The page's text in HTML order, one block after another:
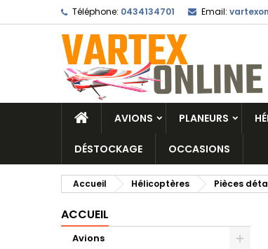
Téléphone: 0434134701 Email:
AVIONS PLANEURS
DÉSTOCKAGE OCCASIONS
Accueil Hélicoptères Pièces
ACCUEIL
Avions